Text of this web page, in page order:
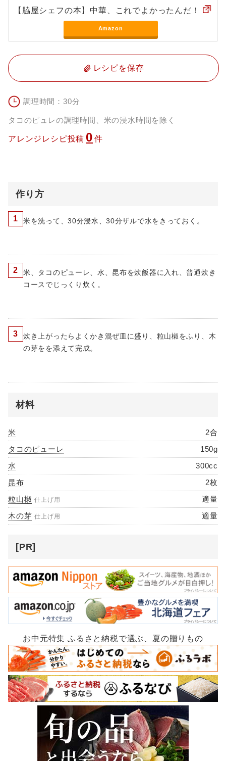
【脇屋シェフの本】中華、これでよかったんだ！
Amazon
レシピを保存
調理時間：30分
タコのピュレの調理時間、米の浸水時間を除く
アレンジレシピ投稿 0 件
作り方
1 米を洗って、30分浸水、30分ザルで水をきっておく。
2
米、タコのピューレ、水、昆布を炊飯器に入れ、普通炊き
コースでじっくり炊く。
3
炊き上がったらよくかき混ぜ皿に盛り、粒山椒をふり、木
の芽をを添えて完成。
材料
米
2合
タコのピューレ
150g
水
300cc
昆布
2枚
粒山椒 仕上げ用
適量
木の芽 仕上げ用 適量
[PR]
お中元特集 ふるさと納税で選ぶ、夏の贈りもの